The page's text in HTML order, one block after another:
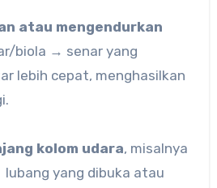
biola → senar yang
lebih cepat, menghasilkan
kolom udara, misalnya
yang dibuka atau